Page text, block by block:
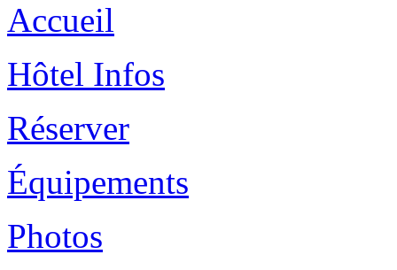
Accueil
Hôtel Infos
Réserver
Équipements
Photos